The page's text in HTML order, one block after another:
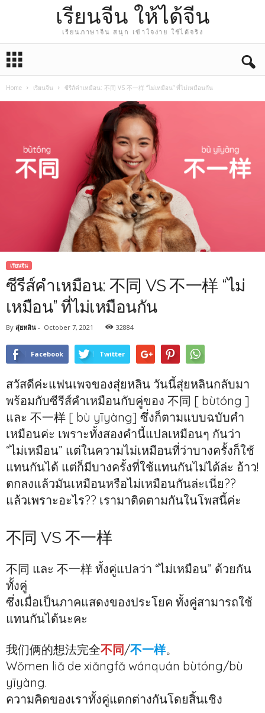
เรียนจีน ให้ได้จีน
เรียนภาษาจีน สนุก เข้าใจง่าย ใช้ได้จริง
Home เรียนจีน ซีรีส์คำเหมือน: 不同 VS 不一样 “ไม่เหมือน” ที่ไม่เหมือนกัน
เรียนจีน
ซีรีส์คำเหมือน: 不同 VS 不一样 “ไม่
เหมือน” ที่ไม่เหมือนกัน
By สุ่ยหลิน - October 7, 2021 32884
Facebook Twitter
สวัสดีค่ะแฟนเพจของสุ่ยหลิน วันนี้สุ่ยหลินกลับมา
พร้อมกับซีรีส์คำเหมือนกับคู่ของ 不同 [ bùtóng ]
และ 不一样 [ bù yīyàng] ซึ่งก็ตามแบบฉบับคำ
เหมือนค่ะ เพราะทั้งสองคำนี้แปลเหมือนๆ กันว่า
“ไม่เหมือน” แต่ในความไม่เหมือนที่ว่าบางครั้งก็ใช้
แทนกันได้ แต่ก็มีบางครั้งที่ใช้แทนกันไม่ได้ล่ะ อ้าว!
ตกลงแล้วมันเหมือนหรือไม่เหมือนกันล่ะเนี่ย??
แล้วเพราะอะไร?? เรามาติดตามกันในโพสนี้ค่ะ
不同 VS 不一样
不同 และ 不一样 ทั้งคู่แปลว่า “ไม่เหมือน” ด้วยกัน
ทั้งคู่
ซึ่งเมื่อเป็นภาคแสดงของประโยค ทั้งคู่สามารถใช้
แทนกันได้นะคะ
我们俩的想法完全不同/不一样。
Wǒmen liǎ de xiǎngfǎ wánquán bùtóng/bù
yīyàng.
ความคิดของเราทั้งคู่แตกต่างกันโดยสิ้นเชิง